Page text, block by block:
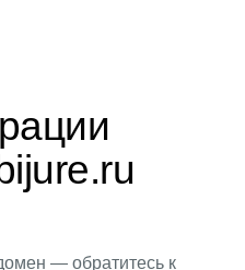
— обратитесь к